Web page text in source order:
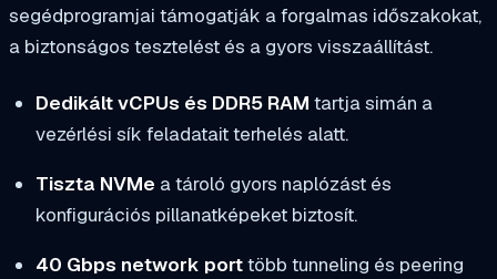
segédprogramjai támogatják a forgalmas időszakokat,
a biztonságos tesztelést és a gyors visszaállítást.
Dedikált vCPUs és DDR5 RAM tartja simán a
vezérlési sík feladatait terhelés alatt.
Tiszta NVMe a tároló gyors naplózást és
konfigurációs pillanatképeket biztosít.
40 Gbps network porttöbb tunneling és peering